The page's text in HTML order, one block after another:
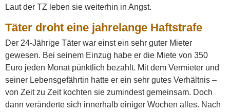
Laut der TZ leben sie weiterhin in Angst.
Täter droht eine jahrelange Haftstrafe
Der 24-Jährige Täter war einst ein sehr guter Mieter
gewesen. Bei seinem Einzug habe er die Miete von 350
Euro jeden Monat pünktlich bezahlt. Mit dem Vermieter und
seiner Lebensgefährtin hatte er ein sehr gutes Verhältnis –
von Zeit zu Zeit kochten sie zumindest gemeinsam. Doch
dann veränderte sich innerhalb einiger Wochen alles. Nach